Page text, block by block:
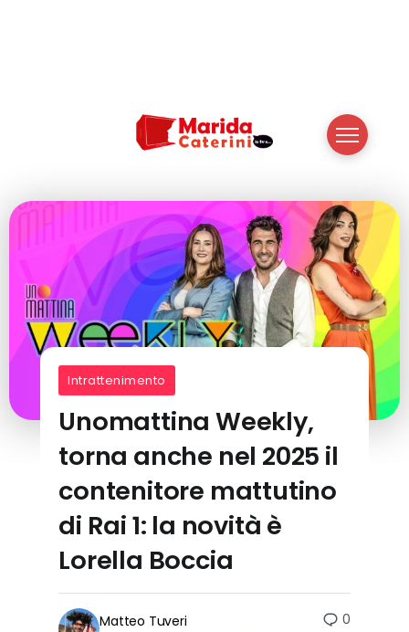
Intrattenimento
Unomattina Weekly,
torna anche nel 2025 il
contenitore mattutino
di Rai 1: la novità è
Lorella Boccia
Matteo Tuveri 0